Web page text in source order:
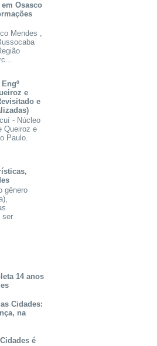
Osasco
Mendes ,
e
e
- Núcleo
Queiroz e
Paulo.
gênero
ser
14 anos
Cidades:
na
é